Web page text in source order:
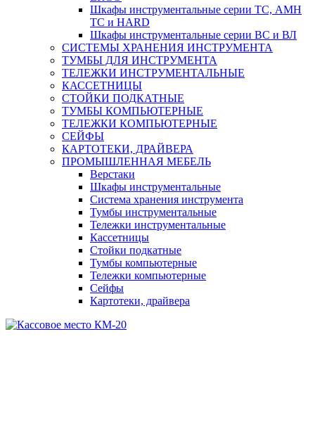
Шкафы инструментальные серии ТС, АМН
ТС и HARD
Шкафы инструментальные серии ВС и ВЛ
СИСТЕМЫ ХРАНЕНИЯ ИНСТРУМЕНТА
ТУМБЫ ДЛЯ ИНСТРУМЕНТА
ТЕЛЕЖКИ ИНСТРУМЕНТАЛЬНЫЕ
КАССЕТНИЦЫ
СТОЙКИ ПОДКАТНЫЕ
ТУМБЫ КОМПЬЮТЕРНЫЕ
ТЕЛЕЖКИ КОМПЬЮТЕРНЫЕ
СЕЙФЫ
КАРТОТЕКИ, ДРАЙВЕРА
ПРОМЫШЛЕННАЯ МЕБЕЛЬ
Верстаки
Шкафы инструментальные
Система хранения инструмента
Тумбы инструментальные
Тележки инструментальные
Кассетницы
Стойки подкатные
Тумбы компьютерные
Тележки компьютерные
Сейфы
Картотеки, драйвера